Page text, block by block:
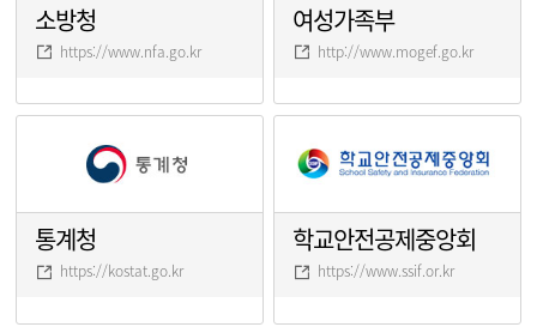
소방청
https://www.nfa.go.kr
여성가족부
http://www.mogef.go.kr
통계청
https://kostat.go.kr
학교안전공제중앙회
https://www.ssif.or.kr